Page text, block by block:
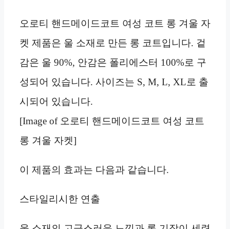
오로티 핸드메이드코트 여성 코트 롱 겨울 자
켓 제품은 울 소재로 만든 롱 코트입니다. 겉
감은 울 90%, 안감은 폴리에스터 100%로 구
성되어 있습니다. 사이즈는 S, M, L, XL로 출
시되어 있습니다.
[Image of 오로티 핸드메이드코트 여성 코트
롱 겨울 자켓]
이 제품의 효과는 다음과 같습니다.
스타일리시한 연출